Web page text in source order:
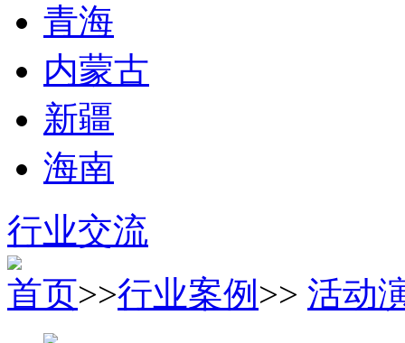
青海
内蒙古
新疆
海南
行业交流
首页>>行业案例 >> 活动